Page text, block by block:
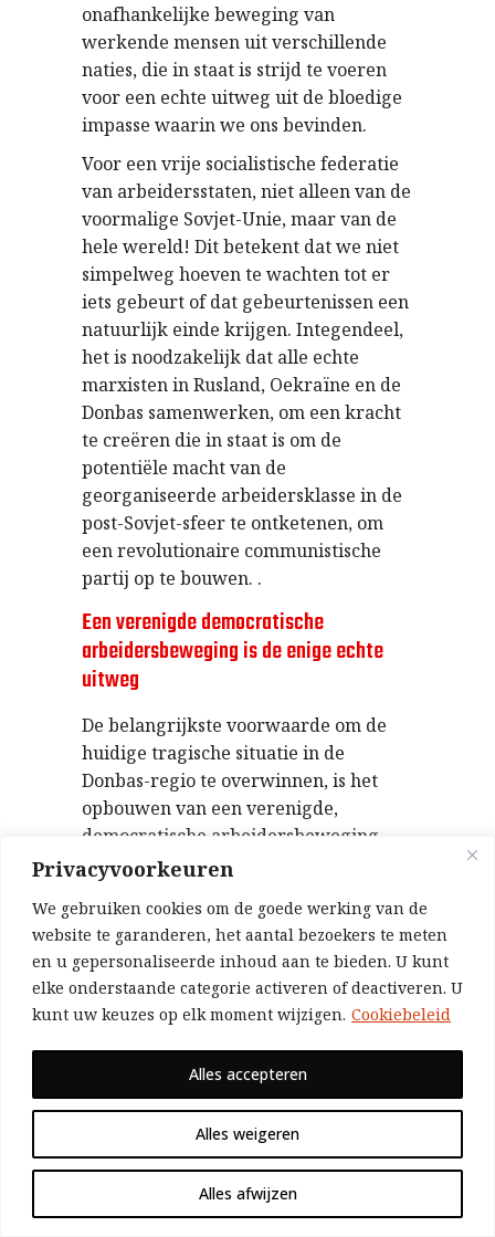
Privacyvoorkeuren
We gebruiken cookies om de goede werking van de
website te garanderen, het aantal bezoekers te meten
en u gepersonaliseerde inhoud aan te bieden. U kunt
elke onderstaande categorie activeren of deactiveren. U
kunt uw keuzes op elk moment wijzigen. Cookiebeleid
Alles weigeren
Alles afwijzen
Alles accepteren
onafhankelijke beweging van
werkende mensen uit verschillende
naties, die in staat is strijd te voeren
voor een echte uitweg uit de bloedige
impasse waarin we ons bevinden.
Voor een vrije socialistische federatie
van arbeidersstaten, niet alleen van de
voormalige Sovjet-Unie, maar van de
hele wereld! Dit betekent dat we niet
simpelweg hoeven te wachten tot er
iets gebeurt of dat gebeurtenissen een
natuurlijk einde krijgen. Integendeel,
het is noodzakelijk dat alle echte
marxisten in Rusland, Oekraïne en de
Donbas samenwerken, om een ​​kracht
te creëren die in staat is om de
potentiële macht van de
georganiseerde arbeidersklasse in de
post-Sovjet-sfeer te ontketenen, om
een ​​revolutionaire communistische
partij op te bouwen. .
Een verenigde democratische
arbeidersbeweging is de enige echte
uitweg
De belangrijkste voorwaarde om de
huidige tragische situatie in de
Donbas-regio te overwinnen, is het
opbouwen van een verenigde,
democratische arbeidersbeweging
aan alle kanten, vrij van de druk van
buitengewoon moeilijke taak, maar
het is ook de enige echt realistische
taak voor iedereen die een einde wil
maken aan de barbaarsheid van
oorlog, die de levensomstandigheden
van de arbeidersklasse aan beide
zijden van de militaire linies
vernietigt. Het is ook noodzakelijk te
begrijpen dat, zonder een sterke,
onafhankelijke arbeidersbeweging,
gebaseerd op een socialistisch
internationalistisch politiek